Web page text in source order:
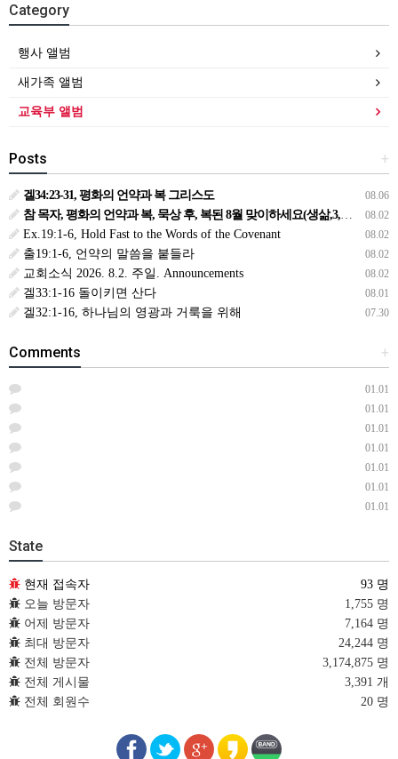
Category
행사 앨범
새가족 앨범
교육부 앨범
+
Posts
08.06
겔34:23-31, 평화의 언약과 복 그리스도
08.02
참 목자, 평화의 언약과 복, 묵상 후, 복된 8월 맞이하세요(생삶,3,월) *예수생명 내생명 우리생명!
08.02
Ex.19:1-6, Hold Fast to the Words of the Covenant
08.02
출19:1-6, 언약의 말씀을 붙들라
08.02
교회소식 2026. 8.2. 주일. Announcements
08.01
겔33:1-16 돌이키면 산다
07.30
겔32:1-16, 하나님의 영광과 거룩을 위해
+
Comments
01.01
01.01
01.01
01.01
01.01
01.01
01.01
State
현재 접속자
93 명
오늘 방문자
1,755 명
어제 방문자
7,164 명
최대 방문자
24,244 명
전체 방문자
3,174,875 명
전체 게시물
3,391 개
전체 회원수
20 명